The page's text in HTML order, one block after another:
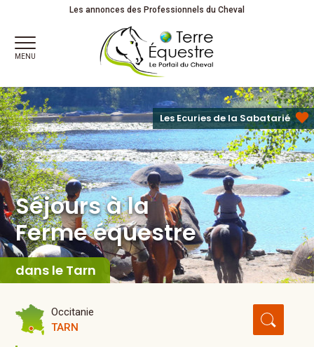
Ferme équestre Détente . Découverte . Partage
Les annonces des Professionnels du Cheval
MENU
Séjours à la
Ferme équestre
dans le Tarn
Les Ecuries de la Sabatarié
Occitanie
TARN